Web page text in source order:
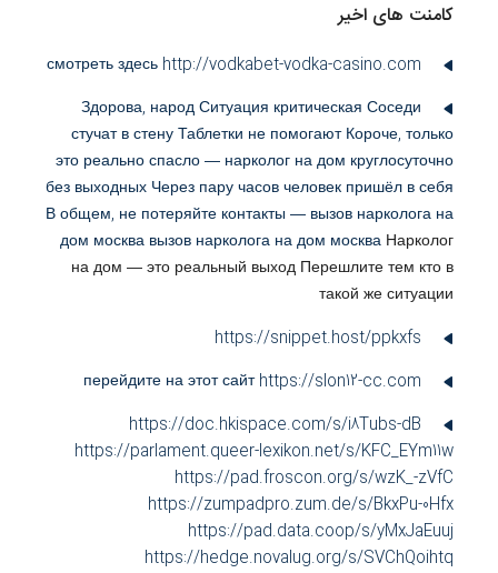
کامنت های اخیر
смотреть здесь http://vodkabet-vodka-casino.com
Здорова, народ Ситуация критическая Соседи
стучат в стену Таблетки не помогают Короче, только
это реально спасло — нарколог на дом круглосуточно
без выходных Через пару часов человек пришёл в себя
В общем, не потеряйте контакты — вызов нарколога на
дом москва вызов нарколога на дом москва Нарколог
на дом — это реальный выход Перешлите тем кто в
такой же ситуации
https://snippet.host/ppkxfs
перейдите на этот сайт https://slon12-cc.com
https://doc.hkispace.com/s/i8Tubs-dB
https://parlament.queer-lexikon.net/s/KFC_EYm11w
https://pad.froscon.org/s/wzK_-zVfC
https://zumpadpro.zum.de/s/BkxPu-0Hfx
https://pad.data.coop/s/yMxJaEuuj
https://hedge.novalug.org/s/SVChQoihtq